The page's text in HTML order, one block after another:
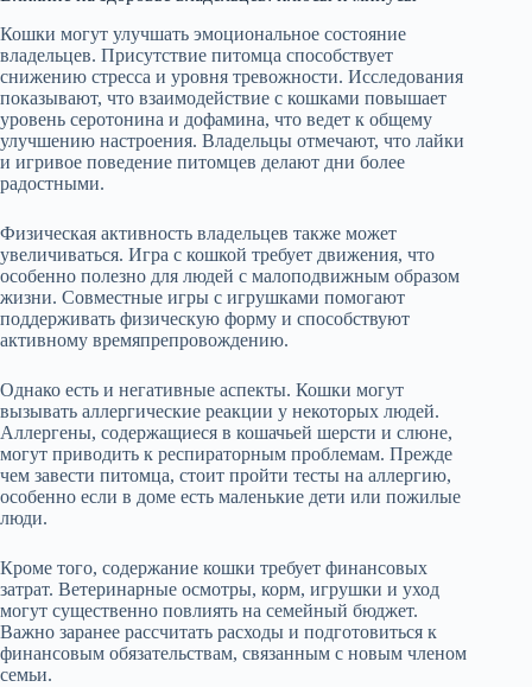
Кошки могут улучшать эмоциональное состояние
владельцев. Присутствие питомца способствует
снижению стресса и уровня тревожности. Исследования
показывают, что взаимодействие с кошками повышает
уровень серотонина и дофамина, что ведет к общему
улучшению настроения. Владельцы отмечают, что лайки
и игривое поведение питомцев делают дни более
радостными.
Физическая активность владельцев также может
увеличиваться. Игра с кошкой требует движения, что
особенно полезно для людей с малоподвижным образом
жизни. Совместные игры с игрушками помогают
поддерживать физическую форму и способствуют
активному времяпрепровождению.
Однако есть и негативные аспекты. Кошки могут
вызывать аллергические реакции у некоторых людей.
Аллергены, содержащиеся в кошачьей шерсти и слюне,
могут приводить к респираторным проблемам. Прежде
чем завести питомца, стоит пройти тесты на аллергию,
особенно если в доме есть маленькие дети или пожилые
люди.
Кроме того, содержание кошки требует финансовых
затрат. Ветеринарные осмотры, корм, игрушки и уход
могут существенно повлиять на семейный бюджет.
Важно заранее рассчитать расходы и подготовиться к
финансовым обязательствам, связанным с новым членом
семьи.